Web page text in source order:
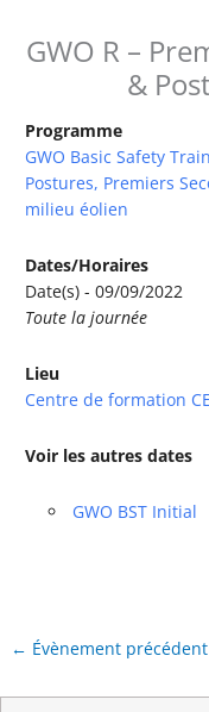
GWO R –
&
Programme
GWO Basic Safety
Postures, Premiers
milieu éolien
Dates/Horaires
Date(s) - 09/09/2022
Toute la journée
Lieu
Centre de formation
Voir les autres dates
GWO BST Initial
← Évènement précédent